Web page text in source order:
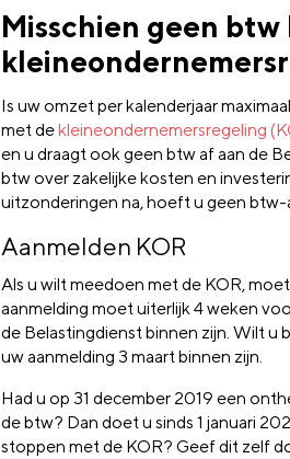
Misschien geen
Is uw omzet per kalenderjaar
met dekleineondernemersregeling
en u draagt ook geen btw af aan de
btw over zakelijke kosten en
uitzonderingen na, hoeft u geen
Aanmelden KOR
Als u wilt meedoen met de KOR,
aanmelding moet uiterlijk 4 weken
de Belastingdienst binnen zijn. Wilt u
uw aanmelding 3 maart binnen zijn.
Had u op 31 december 2019 een
de btw? Dan doet u sinds 1 januari
stoppen met de KOR? Geef dit zelf